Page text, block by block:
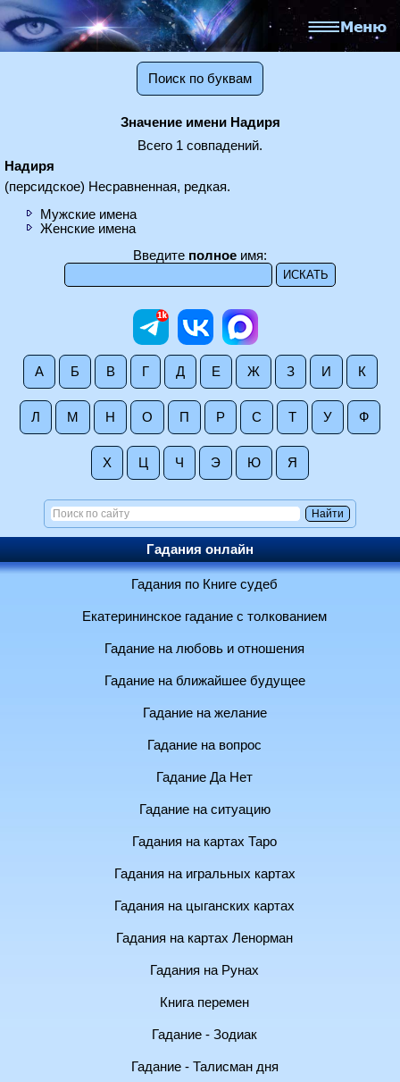
Поиск по буквам
Значение имени Надиря
Всего 1 совпадений.
Надиря
(персидское) Несравненная, редкая.
Мужские имена
Женские имена
Введите полное имя:
А Б В Г Д Е Ж З И К
Л М Н О П Р С Т У Ф
Х Ц Ч Э Ю Я
Гадания онлайн
Гадания по Книге судеб
Екатерининское гадание с толкованием
Гадание на любовь и отношения
Гадание на ближайшее будущее
Гадание на желание
Гадание на вопрос
Гадание Да Нет
Гадание на ситуацию
Гадания на картах Таро
Гадания на игральных картах
Гадания на цыганских картах
Гадания на картах Ленорман
Гадания на Рунах
Книга перемен
Гадание - Зодиак
Гадание - Талисман дня